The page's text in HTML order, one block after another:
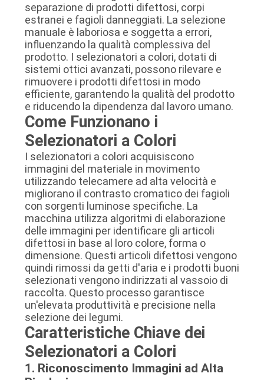
separazione di prodotti difettosi, corpi
estranei e fagioli danneggiati. La selezione
manuale è laboriosa e soggetta a errori,
influenzando la qualità complessiva del
prodotto. I selezionatori a colori, dotati di
sistemi ottici avanzati, possono rilevare e
rimuovere i prodotti difettosi in modo
efficiente, garantendo la qualità del prodotto
e riducendo la dipendenza dal lavoro umano.
Come Funzionano i
Selezionatori a Colori
I selezionatori a colori acquisiscono
immagini del materiale in movimento
utilizzando telecamere ad alta velocità e
migliorano il contrasto cromatico dei fagioli
con sorgenti luminose specifiche. La
macchina utilizza algoritmi di elaborazione
delle immagini per identificare gli articoli
difettosi in base al loro colore, forma o
dimensione. Questi articoli difettosi vengono
quindi rimossi da getti d'aria e i prodotti buoni
selezionati vengono indirizzati al vassoio di
raccolta. Questo processo garantisce
un'elevata produttività e precisione nella
selezione dei legumi.
Caratteristiche Chiave dei
Selezionatori a Colori
1. Riconoscimento Immagini ad Alta